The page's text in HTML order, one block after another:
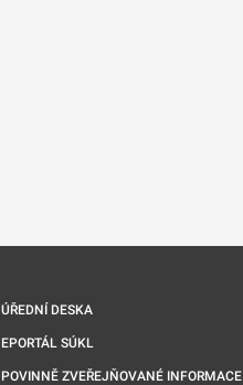
ÚŘEDNÍ DESKA
EPORTÁL SÚKL
POVINNĚ ZVEŘEJŇOVANÉ INFORMACE